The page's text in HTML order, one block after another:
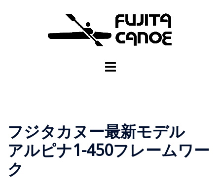
フジタカヌー最新モデル
アルピナ1-450フレームワー
ク